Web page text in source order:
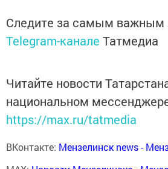
Следите за самым важным
Telegram-канале Татмедиа
Читайте новости
национальном
https://max.ru/tatmedia
ВКонтакте: Мензелинск news -